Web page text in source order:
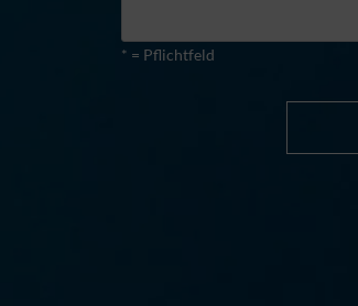
* = Pflichtfeld